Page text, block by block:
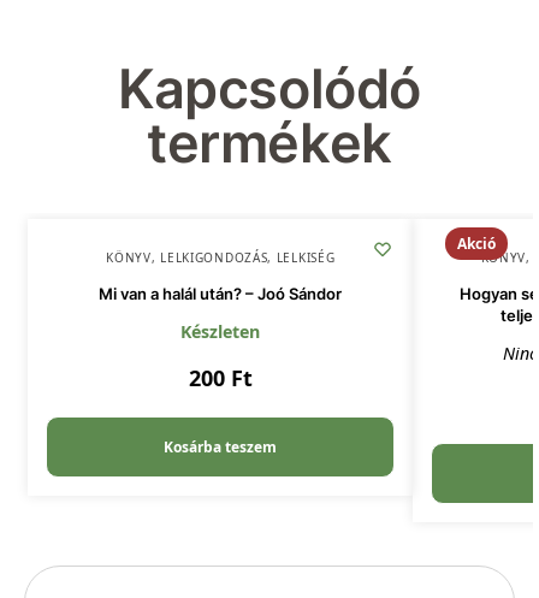
Kapcsolódó
termékek
KÖNYV, LELKIGONDOZÁS, LELKISÉG
Mi van a halál után? – Joó Sándor
Készleten
200 Ft
Kosárba teszem
Akció
KÖNYV,
Hogyan